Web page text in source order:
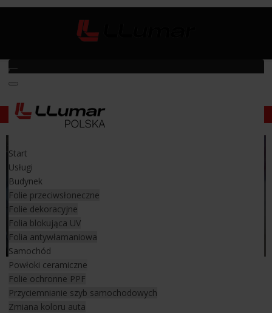
Start
Usługi
Budynek
Folie przeciwsłoneczne
Folie dekoracyjne
Folia blokująca UV
Folia antywłamaniowa
Samochód
Powłoki ceramiczne
Folie ochronne PPF
Przyciemnianie szyb samochodowych
Zmiana koloru auta
Powłoki ceramiczne
Powłoki ochronne na auto
Zabezpieczenie lakieru auta powłokami